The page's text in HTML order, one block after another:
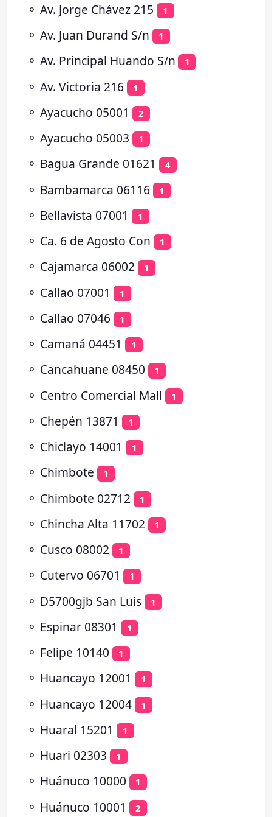
⚬ Av. Jorge Chávez 215 1
⚬ Av. Juan Durand S/n 1
⚬ Av. Principal Huando S/n 1
⚬ Av. Victoria 216 1
⚬ Ayacucho 05001 2
⚬ Ayacucho 05003 1
⚬ Bagua Grande 01621 4
⚬ Bambamarca 06116 1
⚬ Bellavista 07001 1
⚬ Ca. 6 de Agosto Con 1
⚬ Cajamarca 06002 1
⚬ Callao 07001 1
⚬ Callao 07046 1
⚬ Camaná 04451 1
⚬ Cancahuane 08450 1
⚬ Centro Comercial Mall 1
⚬ Chepén 13871 1
⚬ Chiclayo 14001 1
⚬ Chimbote 1
⚬ Chimbote 02712 1
⚬ Chincha Alta 11702 1
⚬ Cusco 08002 1
⚬ Cutervo 06701 1
⚬ D5700gjb San Luis 1
⚬ Espinar 08301 1
⚬ Felipe 10140 1
⚬ Huancayo 12001 1
⚬ Huancayo 12004 1
⚬ Huaral 15201 1
⚬ Huari 02303 1
⚬ Huánuco 10000 1
⚬ Huánuco 10001 2